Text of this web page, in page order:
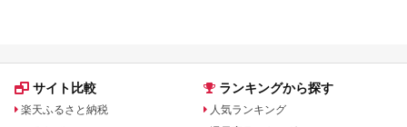
サイト比較
楽天ふるさと納税
ランキングから探す
人気ランキング